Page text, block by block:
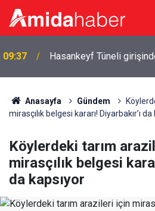
09:37 Hasankeyf Tüneli
Anasayfa Gündem
mirasçılık belgesi kararı! Diyarbakır’ı
Köylerdeki tarım
mirasçılık belgesi
da kapsıyor